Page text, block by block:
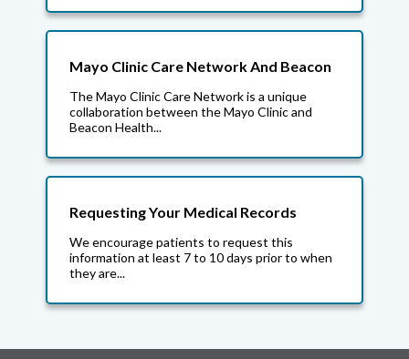
Mayo Clinic Care Network And Beacon
The Mayo Clinic Care Network is a unique
collaboration between the Mayo Clinic and
Beacon Health...
Requesting Your Medical Records
We encourage patients to request this
information at least 7 to 10 days prior to when
they are...